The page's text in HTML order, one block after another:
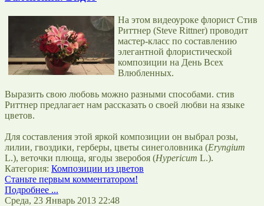
На этом видеоуроке флорист Стив
Риттнер (Steve Rittner) проводит
мастер-класс по составлению
элегантной флористической
композиции на День Всех
Влюбленных.
Выразить свою любовь можно разными способами. стив
Риттнер предлагает нам рассказать о своей любви на языке
цветов.
Для составления этой яркой композиции он выбрал розы,
лилии, гвоздики, герберы, цветы синеголовника (Eryngium
L.), веточки плюща, ягоды зверобоя (Hypericum L.).
Категория: Композиции из цветов
Станьте первым комментатором!
Подробнее ...
Среда, 23 Январь 2013 22:48